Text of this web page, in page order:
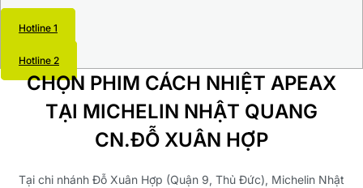
Hotline 1
Hotline 2
CHỌN PHIM CÁCH NHIỆT APEAX
TẠI MICHELIN NHẬT QUANG
CN.ĐỖ XUÂN HỢP
Tại chi nhánh Đỗ Xuân Hợp (Quận 9, Thủ Đức), Michelin Nhật